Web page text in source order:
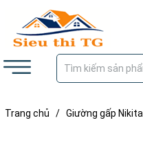
Trang chủ / Giường gấp Nikita